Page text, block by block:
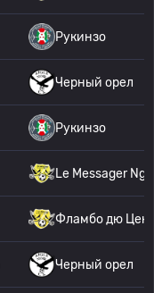
Рукинзо
Черный орел
Рукинзо
Le Messager
Фламбо дю
Черный орел